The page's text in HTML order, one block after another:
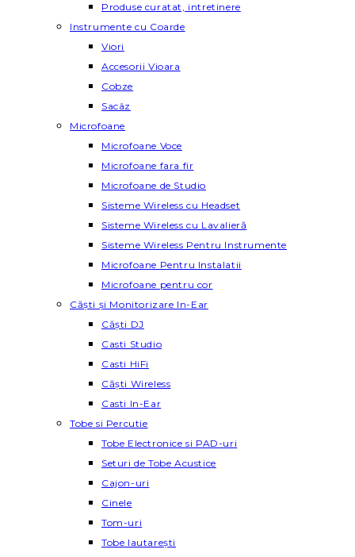
Produse curatat, intretinere
Instrumente cu Coarde
Viori
Accesorii Vioara
Cobze
Sacâz
Microfoane
Microfoane Voce
Microfoane fara fir
Microfoane de Studio
Sisteme Wireless cu Headset
Sisteme Wireless cu Lavalieră
Sisteme Wireless Pentru Instrumente
Microfoane Pentru Instalatii
Microfoane pentru cor
Căști și Monitorizare In-Ear
Căști DJ
Casti Studio
Casti HiFi
Căști Wireless
Casti In-Ear
Tobe si Percutie
Tobe Electronice si PAD-uri
Seturi de Tobe Acustice
Cajon-uri
Cinele
Tom-uri
Tobe lautareşti